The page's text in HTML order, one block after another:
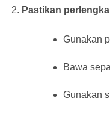
Pastikan
Gunakan
Bawa
Gunakan